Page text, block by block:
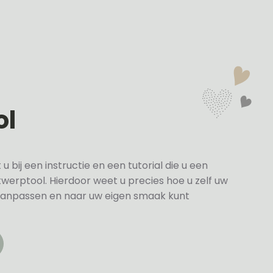
bij een instructie en een tutorial die u een
Hierdoor weet u precies hoe u zelf uw
en naar uw eigen smaak kunt